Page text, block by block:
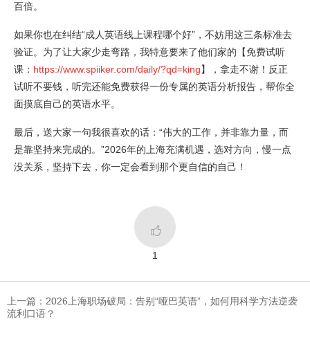
百倍。
如果你也在纠结“成人英语线上课程哪个好”，不妨用这三条标准去
验证。为了让大家少走弯路，我特意要来了他们家的【免费试听
课： https://www.spiiker.com/daily/?qd=king】，拿走不谢！反正
试听不要钱，听完还能免费获得一份专属的英语分析报告，帮你全
面摸底自己的英语水平。
最后，送大家一句我很喜欢的话：“伟大的工作，并非靠力量，而
是靠坚持来完成的。”2026年的上海充满机遇，选对方向，慢一点
没关系，坚持下去，你一定会看到那个更自信的自己！

1
上一篇：2026上海职场破局：告别“哑巴英语”，如何用科学方法逆袭
流利口语？